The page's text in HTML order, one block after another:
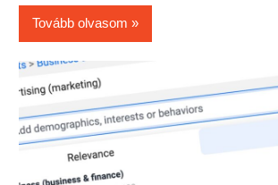
Tovább olvasom